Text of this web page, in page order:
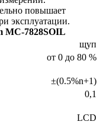
повышает
эксплуатации.
MC-7828SOIL
щуп
от 0 до 80 %
±(0.5%n+1)
0,1
LCD